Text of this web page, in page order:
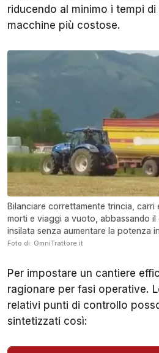
riducendo al minimo i tempi
macchine più costose.
Bilanciare correttamente trincia, carri
morti e viaggi a vuoto, abbassando
insilata senza aumentare la potenza
Foto di: OmniTrattore.it
Per impostare un cantiere
ragionare per fasi operative.
relativi punti di controllo
sintetizzati così: